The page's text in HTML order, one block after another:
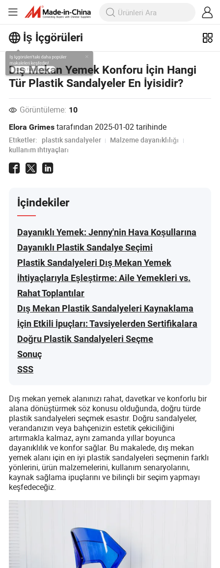
İş İçgörüleri
İş İçgörüleri'taki daha popüler
makaleleri keşfedin!
Daha Fazla Göster
Dış Mekan Yemek Konforu İçin Hangi
Tür Plastik Sandalyeler En İyisidir?
Görüntüleme: 10
Elora Grimes tarafından2025-01-02tarihinde
Etiketler: plastik sandalyeler
Malzeme dayanıklılığı
kullanım ihtiyaçları
İçindekiler
Dayanıklı Yemek: Jenny'nin Hava Koşullarına
Dayanıklı Plastik Sandalye Seçimi
Plastik Sandalyeleri Dış Mekan Yemek
İhtiyaçlarıyla Eşleştirme: Aile Yemekleri vs.
Rahat Toplantılar
Dış Mekan Plastik Sandalyeleri Kaynaklama
İçin Etkili İpuçları: Tavsiyelerden Sertifikalara
Doğru Plastik Sandalyeleri Seçme
Sonuç
SSS
Dış mekan yemek alanınızı rahat, davetkar ve konforlu bir
alana dönüştürmek söz konusu olduğunda, doğru türde
plastik sandalyeleri seçmek esastır. Doğru sandalyeler,
verandanızın veya bahçenizin estetik çekiciliğini
artırmakla kalmaz, aynı zamanda yıllar boyunca
dayanıklılık ve konfor sağlar. Bu makalede, dış mekan
yemek alanı için en iyi plastik sandalyeleri seçmenin farklı
yönlerini, ürün malzemelerini, kullanım senaryolarını,
kaynak sağlama ipuçlarını ve bilinçli bir seçim yapmayı
keşfedeceğiz.